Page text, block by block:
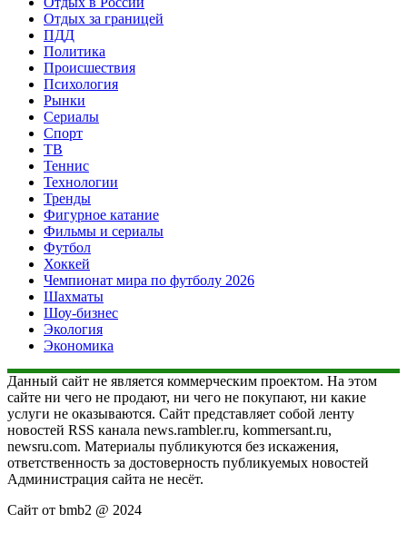
Отдых за границей
ПДД
Политика
Происшествия
Психология
Рынки
Сериалы
Спорт
ТВ
Теннис
Технологии
Тренды
Фигурное катание
Фильмы и сериалы
Футбол
Хоккей
Чемпионат мира по футболу 2026
Шахматы
Шоу-бизнес
Экология
Экономика
Данный сайт не является коммерческим проектом. На этом
сайте ни чего не продают, ни чего не покупают, ни какие
услуги не оказываются. Сайт представляет собой ленту
новостей RSS канала news.rambler.ru, kommersant.ru,
newsru.com. Материалы публикуются без искажения,
ответственность за достоверность публикуемых новостей
Администрация сайта не несёт.
Сайт от bmb2 @ 2024